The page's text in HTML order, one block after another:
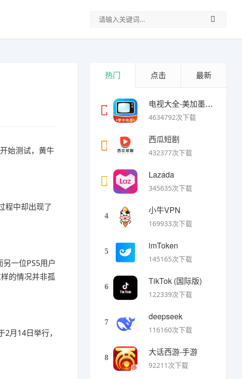
始测试，黄牛
程中却出现了
一位PS5用户
的情况并非孤
月14日举行，
热门 点击 最新
1
电视大全-美加墨世界杯
4634792次下载
2
西瓜短剧
432377次下载
3
Lazada
345635次下载
4
小牛VPN
169933次下载
5
imToken
145165次下载
6
TikTok (国际版)
122339次下载
7
deepseek
116160次下载
8
大话西游-手游
92211次下载